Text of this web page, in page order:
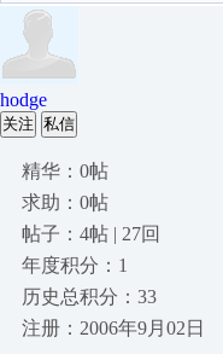
hodge
关注 私信
精华：0帖
求助：0帖
帖子：4帖 | 27回
年度积分：1
历史总积分：33
注册：2006年9月02日